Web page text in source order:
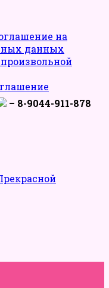
на
данных
– 8-9044-911-878